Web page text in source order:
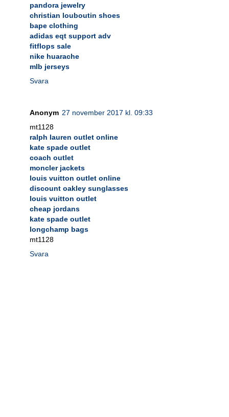
pandora jewelry
christian louboutin shoes
bape clothing
adidas eqt support adv
fitflops sale
nike huarache
mlb jerseys
Svara
Anonym 27 november 2017 kl. 09:33
mt1128
ralph lauren outlet online
kate spade outlet
coach outlet
moncler jackets
louis vuitton outlet online
discount oakley sunglasses
louis vuitton outlet
cheap jordans
kate spade outlet
longchamp bags
mt1128
Svara